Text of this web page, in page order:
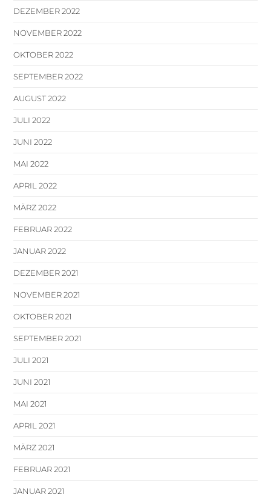
DEZEMBER 2022
NOVEMBER 2022
OKTOBER 2022
SEPTEMBER 2022
AUGUST 2022
JULI 2022
JUNI 2022
MAI 2022
APRIL 2022
MÄRZ 2022
FEBRUAR 2022
JANUAR 2022
DEZEMBER 2021
NOVEMBER 2021
OKTOBER 2021
SEPTEMBER 2021
JULI 2021
JUNI 2021
MAI 2021
APRIL 2021
MÄRZ 2021
FEBRUAR 2021
JANUAR 2021